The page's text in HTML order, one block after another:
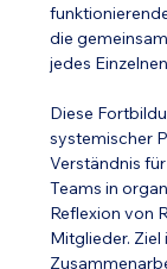
die
jedes
Diese
systemischer
Verständnis
Teams in
Reflexion von
Mitglieder. Ziel